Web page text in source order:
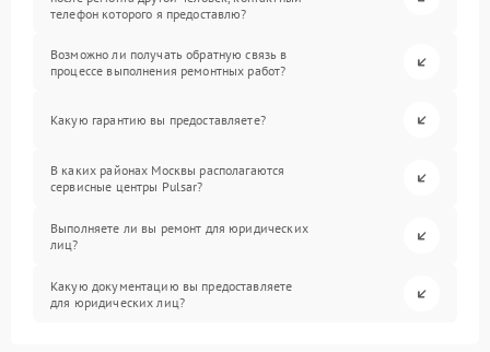
телефон которого я предоставлю?
Возможно ли получать обратную связь в
процессе выполнения ремонтных работ?
Какую гарантию вы предоставляете?
В каких районах Москвы располагаются
сервисные центры Pulsar?
Выполняете ли вы ремонт для юридических
лиц?
Какую документацию вы предоставляете
для юридических лиц?